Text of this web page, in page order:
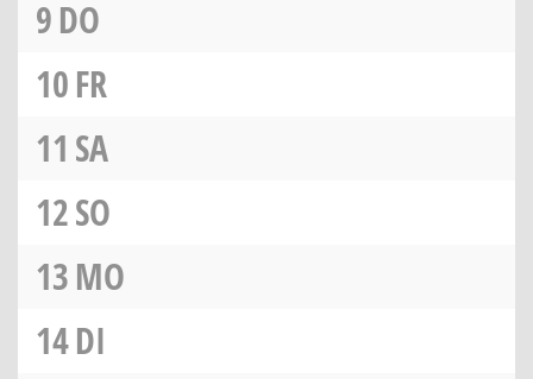
9DO
10FR
11 SA
12SO
13MO
14DI